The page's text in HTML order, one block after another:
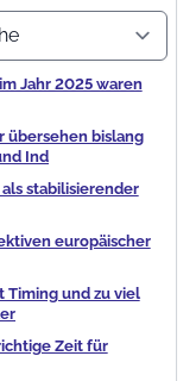
Jahr 2025 waren
übersehen bislang
Ind
stabilisierender
europäischer
Timing und zu viel
Zeit für